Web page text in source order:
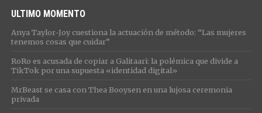
ULTIMO MOMENTO
Anya Taylor-Joy cuestiona la actuación de método: “Las mujeres
tenemos cosas que cuidar”
RoRo es acusada de copiar a Galitaari: la polémica que divide a
TikTok por una supuesta «identidad digital»
MrBeast se casa con Thea Booysen en una lujosa ceremonia
privada